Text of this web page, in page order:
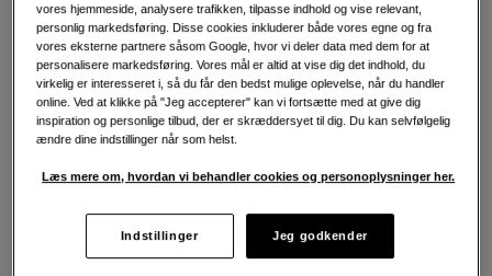
1.395 DKK
Antal
Læg i indkøbskurv
Fri fragt ved køb over 500 kr.
30 dages returret
vores hjemmeside, analysere trafikken, tilpasse indhold og vise relevant,
personlig markedsføring. Disse cookies inkluderer både vores egne og fra
vores eksterne partnere såsom Google, hvor vi deler data med dem for at
personalisere markedsføring. Vores mål er altid at vise dig det indhold, du
virkelig er interesseret i, så du får den bedst mulige oplevelse, når du handler
online. Ved at klikke på "Jeg accepterer" kan vi fortsætte med at give dig
inspiration og personlige tilbud, der er skræddersyet til dig. Du kan selvfølgelig
ændre dine indstillinger når som helst.
Læs mere om, hvordan vi behandler cookies og personoplysninger her.
Indstillinger Jeg godkender